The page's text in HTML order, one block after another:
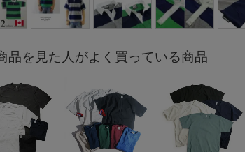
品を見た人がよく買っている商品